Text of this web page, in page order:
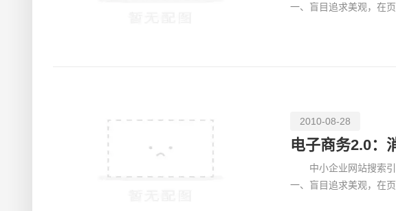
一、盲目追求美观，在
2010-08-28
电子商务2.0：
中小企业网站搜索
一、盲目追求美观，在